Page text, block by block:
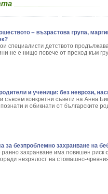
– възрастова група,
специалисти детството
не е нищо повече от преход към
и ученици: без неврози,
съвсем конкретни съвети на Анна
и обикнати от българските
за безпроблемно захранване на
ранно захранване има повишен риск
незрялост на стомашно-